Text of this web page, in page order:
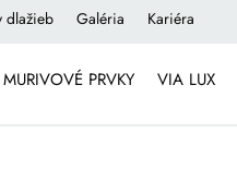
dlažieb Galéria Kariéra
MURIVOVÉ PRVKY VIA LUX